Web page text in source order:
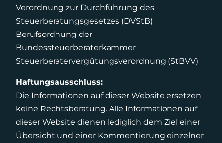
Verordnung zur Durchführung des
Steuerberatungsgesetzes (DVStB)
Berufsordnung der
Bundessteuerberaterkammer
Steuerberatervergütungsverordnung (StBVV)
Haftungsausschluss:
Die Informationen auf dieser Website ersetzen
keine Rechtsberatung. Alle Informationen auf
dieser Website dienen lediglich dem Ziel einer
Übersicht und einer Kommentierung einzelner